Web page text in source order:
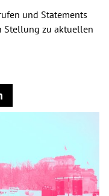
und Statements
Stellung zu aktuellen